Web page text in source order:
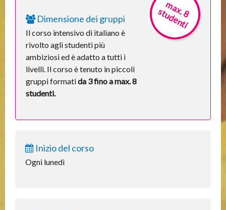
Dimensione dei gruppi
Il corso intensivo di italiano è
rivolto agli studenti più
ambiziosi ed è adatto a tutti i
livelli. Il corso è tenuto in piccoli
gruppi formatida 3 fino a max. 8
studenti.
m
a
x
. 8
s
t
u
d
e
n
t
i
Inizio del corso
Ogni lunedì